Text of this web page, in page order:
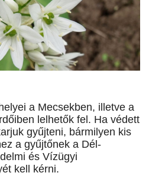
a Mecsekben, illetve a
lelhetők fel. Ha védett
gyűjteni, bármilyen kis
a gyűjtőnek a Dél-
és Vízügyi
kell kérni.